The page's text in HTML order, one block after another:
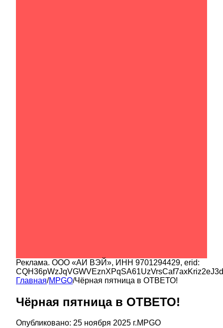
Реклама. ООО «АИ ВЭЙ», ИНН 9701294429, erid:
Главная/MPGO/Чёрная пятница в ОТВЕТО!
Чёрная пятница в ОТВЕТО!
Опубликовано: 25 ноября 2025 г.MPGO